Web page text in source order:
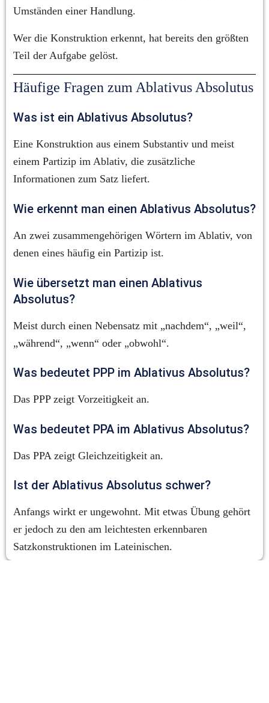
Umständen einer Handlung.
Wer die Konstruktion erkennt, hat bereits den größten
Teil der Aufgabe gelöst.
Häufige Fragen zum Ablativus Absolutus
Was ist ein Ablativus Absolutus?
Eine Konstruktion aus einem Substantiv und meist
einem Partizip im Ablativ, die zusätzliche
Informationen zum Satz liefert.
Wie erkennt man einen Ablativus Absolutus?
An zwei zusammengehörigen Wörtern im Ablativ, von
denen eines häufig ein Partizip ist.
Wie übersetzt man einen Ablativus
Absolutus?
Meist durch einen Nebensatz mit „nachdem“, „weil“,
„während“, „wenn“ oder „obwohl“.
Was bedeutet PPP im Ablativus Absolutus?
Das PPP zeigt Vorzeitigkeit an.
Was bedeutet PPA im Ablativus Absolutus?
Das PPA zeigt Gleichzeitigkeit an.
Ist der Ablativus Absolutus schwer?
Anfangs wirkt er ungewohnt. Mit etwas Übung gehört
er jedoch zu den am leichtesten erkennbaren
Satzkonstruktionen im Lateinischen.